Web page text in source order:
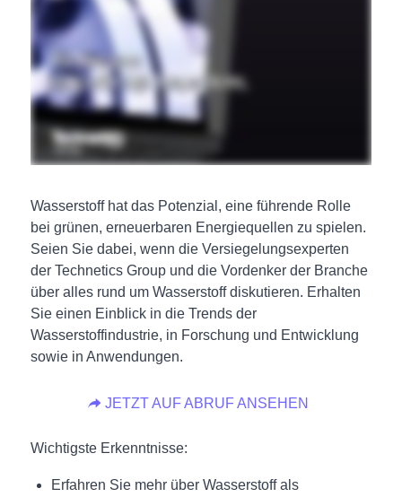
Wasserstoff hat das Potenzial, eine führende Rolle
bei grünen, erneuerbaren Energiequellen zu spielen.
Seien Sie dabei, wenn die Versiegelungsexperten
der Technetics Group und die Vordenker der Branche
über alles rund um Wasserstoff diskutieren. Erhalten
Sie einen Einblick in die Trends der
Wasserstoffindustrie, in Forschung und Entwicklung
sowie in Anwendungen.
JETZT AUF ABRUF ANSEHEN
Wichtigste Erkenntnisse:
Erfahren Sie mehr über Wasserstoff als